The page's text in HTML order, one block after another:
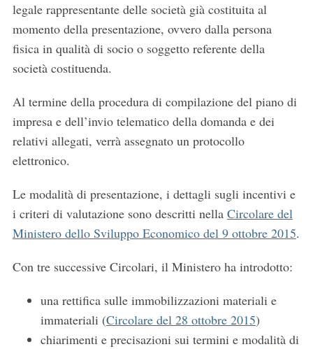
legale rappresentante delle società già costituita al
momento della presentazione, ovvero dalla persona
fisica in qualità di socio o soggetto referente della
società costituenda.
Al termine della procedura di compilazione del piano di
impresa e dell’invio telematico della domanda e dei
relativi allegati, verrà assegnato un protocollo
elettronico.
Le modalità di presentazione, i dettagli sugli incentivi e
i criteri di valutazione sono descritti nella Circolare del
Ministero dello Sviluppo Economico del 9 ottobre 2015.
Con tre successive Circolari, il Ministero ha introdotto:
una rettifica sulle immobilizzazioni materiali e
immateriali (Circolare del 28 ottobre 2015)
chiarimenti e precisazioni sui termini e modalità di